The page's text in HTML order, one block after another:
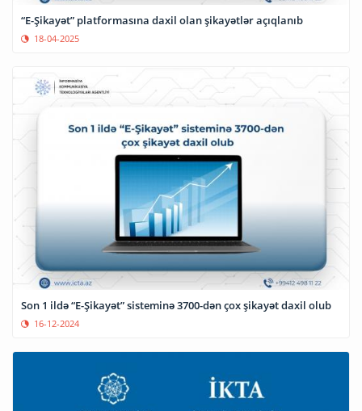
“E-Şikayət” platformasına daxil olan şikayətlər açıqlanıb
18-04-2025
Son 1 ildə “E-Şikayət” sisteminə 3700-dən çox şikayət daxil olub
16-12-2024